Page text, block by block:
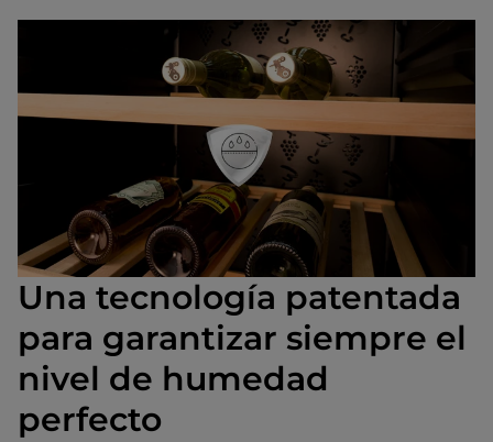
Una tecnología patentada
para garantizar siempre el
nivel de humedad
perfecto